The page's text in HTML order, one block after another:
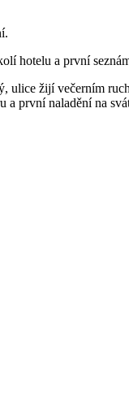
hotelu a první
ulice žijí večerním
a první naladění na